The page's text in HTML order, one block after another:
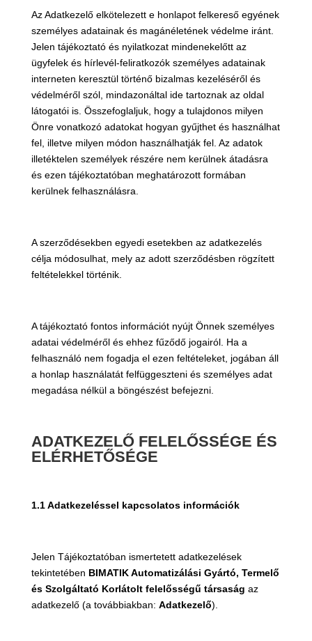
Az Adatkezelő elkötelezett e honlapot felkereső egyének
személyes adatainak és magánéletének védelme iránt.
Jelen tájékoztató és nyilatkozat mindenekelőtt az
ügyfelek és hírlevél-feliratkozók személyes adatainak
interneten keresztül történő bizalmas kezeléséről és
védelméről szól, mindazonáltal ide tartoznak az oldal
látogatói is. Összefoglaljuk, hogy a tulajdonos milyen
Önre vonatkozó adatokat hogyan gyűjthet és használhat
fel, illetve milyen módon használhatják fel. Az adatok
illetéktelen személyek részére nem kerülnek átadásra
és ezen tájékoztatóban meghatározott formában
kerülnek felhasználásra.
A szerződésekben egyedi esetekben az adatkezelés
célja módosulhat, mely az adott szerződésben rögzített
feltételekkel történik.
A tájékoztató fontos információt nyújt Önnek személyes
adatai védelméről és ehhez fűződő jogairól. Ha a
felhasználó nem fogadja el ezen feltételeket, jogában áll
a honlap használatát felfüggeszteni és személyes adat
megadása nélkül a böngészést befejezni.
ADATKEZELŐ FELELŐSSÉGE ÉS
ELÉRHETŐSÉGE
1.1 Adatkezeléssel kapcsolatos információk
Jelen Tájékoztatóban ismertetett adatkezelések
tekintetében BIMATIK Automatizálási Gyártó, Termelő
és Szolgáltató Korlátolt felelősségű társaság az
adatkezelő (a továbbiakban: Adatkezelő).